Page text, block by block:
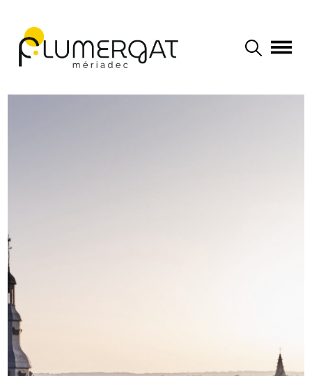
Navigation principale